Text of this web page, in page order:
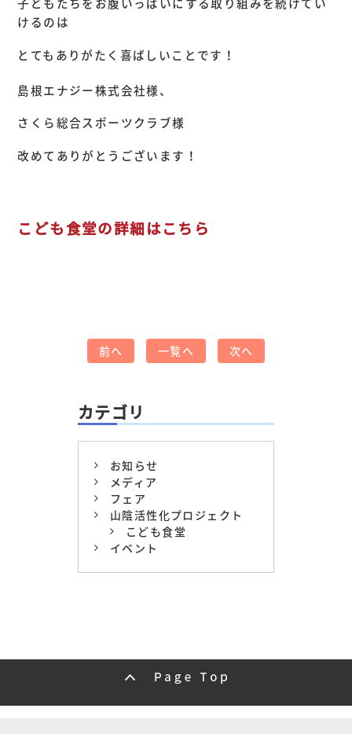
けるのは
とてもありがたく喜ばしいことです！
島根エナジー株式会社様、
さくら総合スポーツクラブ様
改めてありがとうございます！
こども食堂の詳細はこちら
前へ 一覧へ 次へ
カテゴリ
お知らせ
メディア
フェア
山陰活性化プロジェクト
こども食堂
イベント